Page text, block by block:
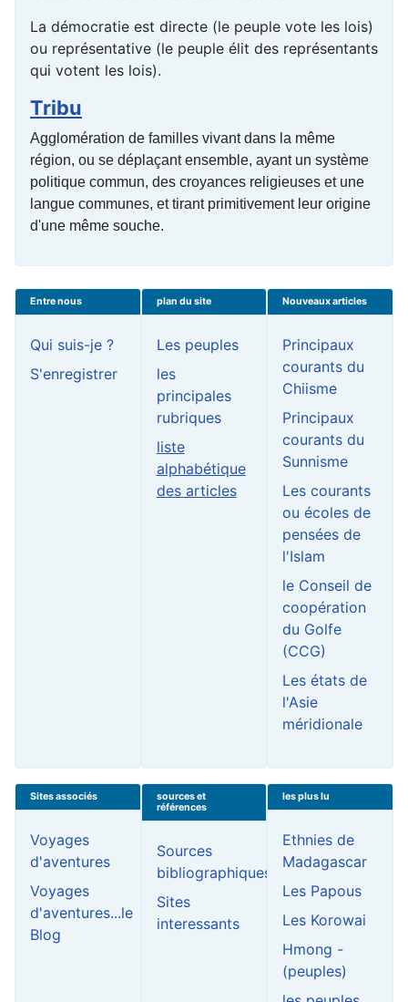
La démocratie est directe (le peuple vote les lois)
ou représentative (le peuple élit des représentants
qui votent les lois).
Tribu
Agglomération de familles vivant dans la même
région, ou se déplaçant ensemble, ayant un système
politique commun, des croyances religieuses et une
langue communes, et tirant primitivement leur origine
d'une même souche.
Entre nous
Qui suis-je ?
S'enregistrer
plan du site
Les peuples
les
principales
rubriques
liste
alphabétique
des articles
Nouveaux articles
Principaux
courants du
Chiisme
Principaux
courants du
Sunnisme
Les courants
ou écoles de
pensées de
l'Islam
le Conseil de
coopération
du Golfe
(CCG)
Les états de
l'Asie
méridionale
Sites associés
Voyages
d'aventures
Voyages
d'aventures...le
Blog
sources et
références
Sources
bibliographiques
Sites
interessants
les plus lu
Ethnies de
Madagascar
Les Papous
Les Korowai
Hmong -
(peuples)